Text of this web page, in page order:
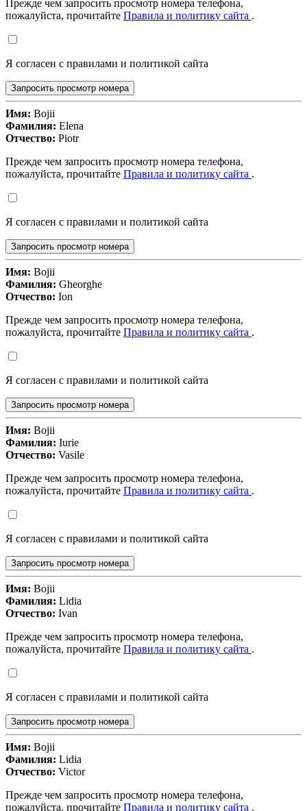
Прежде чем запросить просмотр номера телефона,
пожалуйста, прочитайте Правила и политику сайта .
Я согласен с правилами и политикой сайта
Запросить просмотр номера
Имя: Bojii
Фамилия: Elena
Отчество: Piotr
Прежде чем запросить просмотр номера телефона,
пожалуйста, прочитайте Правила и политику сайта .
Я согласен с правилами и политикой сайта
Запросить просмотр номера
Имя: Bojii
Фамилия: Gheorghe
Отчество: Ion
Прежде чем запросить просмотр номера телефона,
пожалуйста, прочитайте Правила и политику сайта .
Я согласен с правилами и политикой сайта
Запросить просмотр номера
Имя: Bojii
Фамилия: Iurie
Отчество: Vasile
Прежде чем запросить просмотр номера телефона,
пожалуйста, прочитайте Правила и политику сайта .
Я согласен с правилами и политикой сайта
Запросить просмотр номера
Имя: Bojii
Фамилия: Lidia
Отчество: Ivan
Прежде чем запросить просмотр номера телефона,
пожалуйста, прочитайте Правила и политику сайта .
Я согласен с правилами и политикой сайта
Запросить просмотр номера
Имя: Bojii
Фамилия: Lidia
Отчество: Victor
Прежде чем запросить просмотр номера телефона,
пожалуйста, прочитайте Правила и политику сайта .